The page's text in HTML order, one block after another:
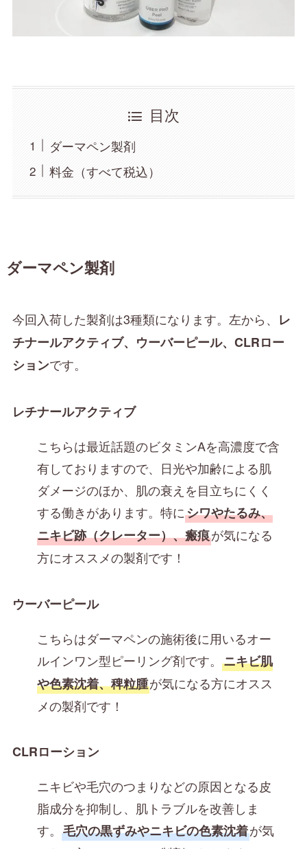
目次
ダーマペン製剤
料金（すべて税込）
ダーマペン製剤
今回入荷した製剤は3種類になります。左から、 レ
チナールアクティブ、ウーバーピール、CLRロー
ションです。
レチナールアクティブ
こちらは最近話題のビタミンAを高濃度で含
有しておりますので、日光や加齢による肌
ダメージのほか、肌の衰えを目立ちにくく
する働きがあります。特にシワやたるみ、
ニキビ跡（クレーター）、瘢痕が気になる
方にオススメの製剤です！
ウーバーピール
こちらはダーマペンの施術後に用いるオー
ルインワン型ピーリング剤です。 ニキビ肌
や色素沈着、稗粒腫が気になる方にオスス
メの製剤です！
CLRローション
ニキビや毛穴のつまりなどの原因となる皮
脂成分を抑制し、肌トラブルを改善しま
す。 毛穴の黒ずみやニキビの色素沈着が気